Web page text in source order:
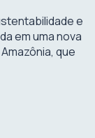
e
em uma nova
que